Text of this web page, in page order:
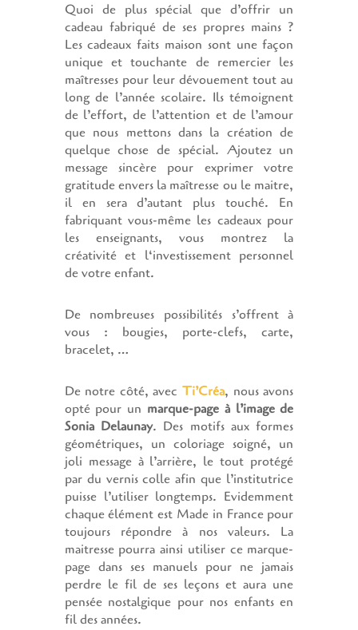
Quoi de plus spécial que d’offrir un
cadeau fabriqué de ses propres mains ?
Les cadeaux faits maison sont une façon
unique et touchante de remercier les
maîtresses pour leur dévouement tout au
long de l’année scolaire. Ils témoignent
de l’effort, de l’attention et de l’amour
que nous mettons dans la création de
quelque chose de spécial. Ajoutez un
message sincère pour exprimer votre
gratitude envers la maîtresse ou le maitre,
il en sera d’autant plus touché. En
fabriquant vous-même les cadeaux pour
les enseignants, vous montrez la
créativité et l‘investissement personnel
de votre enfant.
De nombreuses possibilités s’offrent à
vous : bougies, porte-clefs, carte,
bracelet, …
De notre côté, avecTi’Créa, nous avons
opté pour un marque-page à l’image de
Sonia Delaunay. Des motifs aux formes
géométriques, un coloriage soigné, un
joli message à l’arrière, le tout protégé
par du vernis colle afin que l’institutrice
puisse l’utiliser longtemps. Evidemment
chaque élément est Made in France pour
toujours répondre à nos valeurs. La
maitresse pourra ainsi utiliser ce marque-
page dans ses manuels pour ne jamais
perdre le fil de ses leçons et aura une
pensée nostalgique pour nos enfants en
fil des années.